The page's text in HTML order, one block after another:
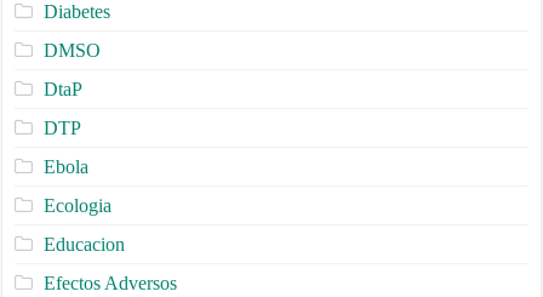
Diabetes
DMSO
DtaP
DTP
Ebola
Ecologia
Educacion
Efectos Adversos